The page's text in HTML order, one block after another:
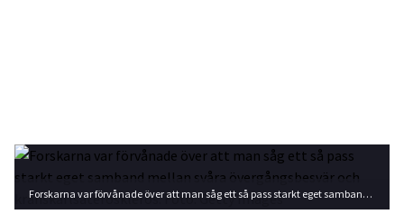
Forskarna var förvånade över att man såg ett så pass starkt eget samband mellan svåra övergångsbesvär och kranskärlsateroskleros. Foto: Getty Images